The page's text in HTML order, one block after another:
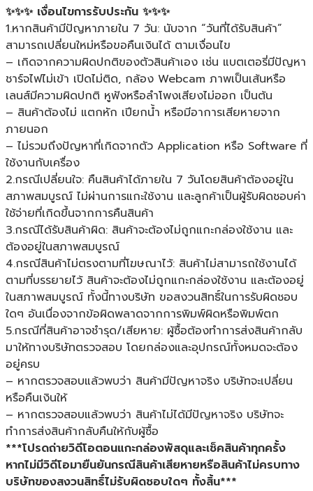
ประกัน
ศูนย์
1ปี
ชิ้น
✨✨✨ เงื่อนไขการรับประกัน ✨✨✨
1.หากสินค้ามีปัญหาภายใน 7 วัน: นับจาก “วันที่ได้รับสินค้า”
สามารถเปลี่ยนใหม่หรือขอคืนเงินได้ ตามเงื่อนไข
– เกิดจากความผิดปกติของตัวสินค้าเอง เช่น แบตเตอรี่มีปัญหา
ชาร์จไฟไม่เข้า เปิดไม่ติด, กล้อง Webcam ภาพเป็นเส้นหรือ
เลนส์มีความผิดปกติ หูฟังหรือลำโพงเสียงไม่ออก เป็นต้น
– สินค้าต้องไม่ แตกหัก เปียกน้ำ หรือมีอาการเสียหายจาก
ภายนอก
– ไม่รวมถึงปัญหาที่เกิดจากตัว Application หรือ Software ที่
ใช้งานกับเครื่อง
2.กรณีเปลี่ยนใจ: คืนสินค้าได้ภายใน 7 วันโดยสินค้าต้องอยู่ใน
สภาพสมบูรณ์ ไม่ผ่านการแกะใช้งาน และลูกค้าเป็นผู้รับผิดชอบค่า
ใช้จ่ายที่เกิดขึ้นจากการคืนสินค้า
3.กรณีได้รับสินค้าผิด: สินค้าจะต้องไม่ถูกแกะกล่องใช้งาน และ
ต้องอยู่ในสภาพสมบูรณ์
4.กรณีสินค้าไม่ตรงตามที่โฆษณาไว้: สินค้าไม่สามารถใช้งานได้
ตามที่บรรยายไว้ สินค้าจะต้องไม่ถูกแกะกล่องใช้งาน และต้องอยู่
ในสภาพสมบูรณ์ ทั้งนี้ทางบริษัท ขอสงวนสิทธิ์ในการรับผิดชอบ
ใดๆ อันเนื่องจากข้อผิดพลาดจากการพิมพ์ผิดหรือพิมพ์ตก
5.กรณีที่สินค้าอาจชำรุด/เสียหาย: ผู้ซื้อต้องทำการส่งสินค้ากลับ
มาให้ทางบริษัทตรวจสอบ โดยกล่องและอุปกรณ์ทั้งหมดจะต้อง
อยู่ครบ
– หากตรวจสอบแล้วพบว่า สินค้ามีปัญหาจริง บริษัทจะเปลี่ยน
หรือคืนเงินให้
– หากตรวจสอบแล้วพบว่า สินค้าไม่ได้มีปัญหาจริง บริษัทจะ
ทำการส่งสินค้ากลับคืนให้กับผู้ซื้อ
***โปรดถ่ายวิดีโอตอนแกะกล่องพัสดุและเช็คสินค้าทุกครั้ง
หากไม่มีวิดีโอมายืนยันกรณีสินค้าเสียหายหรือสินค้าไม่ครบทาง
บริษัทของสงวนสิทธิ์ไม่รับผิดชอบใดๆ ทั้งสิ้น***